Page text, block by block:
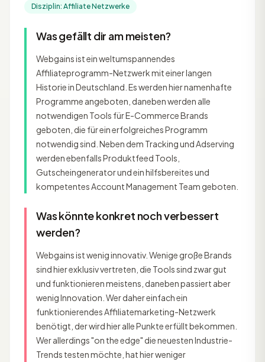
Disziplin: Affiliate Netzwerke
Was gefällt dir am meisten?
Webgains ist ein weltumspannendes
Affiliateprogramm-Netzwerk mit einer langen
Historie in Deutschland. Es werden hier namenhafte
Programme angeboten, daneben werden alle
notwendigen Tools für E-Commerce Brands
geboten, die für ein erfolgreiches Programm
notwendig sind. Neben dem Tracking und Adserving
werden ebenfalls Produktfeed Tools,
Gutscheingenerator und ein hilfsbereites und
kompetentes Account Management Team geboten.
Was könnte konkret noch verbessert
werden?
Webgains ist wenig innovativ. Wenige große Brands
sind hier exklusiv vertreten, die Tools sind zwar gut
und funktionieren meistens, daneben passiert aber
wenig Innovation. Wer daher einfach ein
funktionierendes Affiliatemarketing-Netzwerk
benötigt, der wird hier alle Punkte erfüllt bekommen.
Wer allerdings "on the edge" die neuesten Industrie-
Trends testen möchte, hat hier weniger